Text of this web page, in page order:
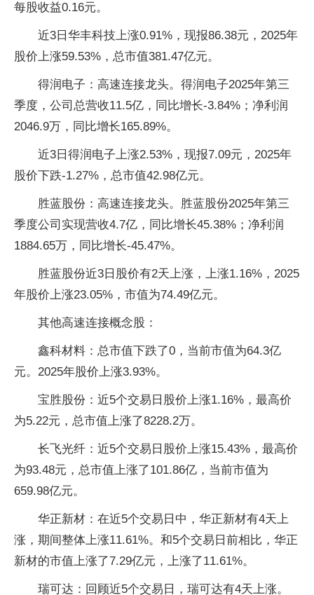
每股收益0.16元。
近3日华丰科技上涨0.91%，现报86.38元，2025年
股价上涨59.53%，总市值381.47亿元。
得润电子：高速连接龙头。得润电子2025年第三
季度，公司总营收11.5亿，同比增长-3.84%；净利润
2046.9万，同比增长165.89%。
近3日得润电子上涨2.53%，现报7.09元，2025年
股价下跌-1.27%，总市值42.98亿元。
胜蓝股份：高速连接龙头。胜蓝股份2025年第三
季度公司实现营收4.7亿，同比增长45.38%；净利润
1884.65万，同比增长-45.47%。
胜蓝股份近3日股价有2天上涨，上涨1.16%，2025
年股价上涨23.05%，市值为74.49亿元。
其他高速连接概念股：
鑫科材料：总市值下跌了0，当前市值为64.3亿
元。2025年股价上涨3.93%。
宝胜股份：近5个交易日股价上涨1.16%，最高价
为5.22元，总市值上涨了8228.2万。
长飞光纤：近5个交易日股价上涨15.43%，最高价
为93.48元，总市值上涨了101.86亿，当前市值为
659.98亿元。
华正新材：在近5个交易日中，华正新材有4天上
涨，期间整体上涨11.61%。和5个交易日前相比，华正
新材的市值上涨了7.29亿元，上涨了11.61%。
瑞可达：回顾近5个交易日，瑞可达有4天上涨。